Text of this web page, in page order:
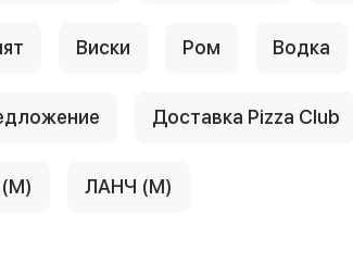
Виски Ром Водка
Доставка Pizza Club
(М) ЛАНЧ (М)